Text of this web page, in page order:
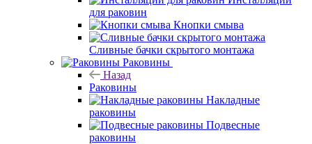
для раковин
Кнопки смыва
Сливные бачки скрытого монтажа
Раковины
Назад
Раковины
Накладные
раковины
Подвесные
раковины